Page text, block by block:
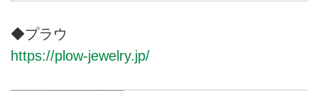
◆プラウ
https://plow-jewelry.jp/